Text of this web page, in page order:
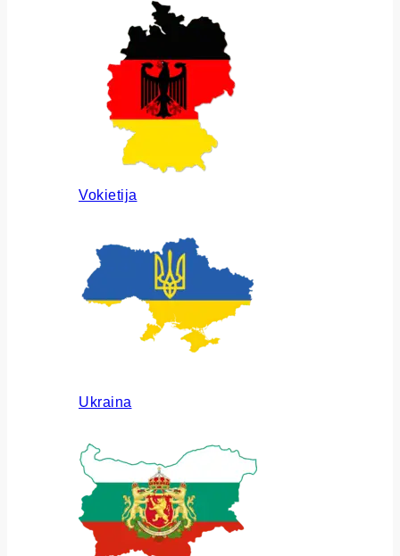
Vokietija
Ukraina